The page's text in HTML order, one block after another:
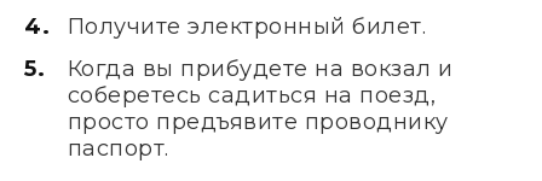
Получите электронный билет.
Когда вы прибудете на вокзал и
соберетесь садиться на поезд,
просто предъявите проводнику
паспорт.